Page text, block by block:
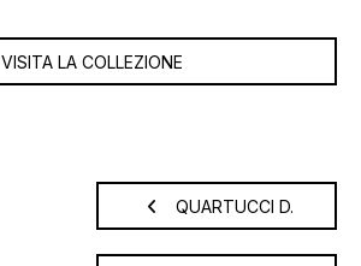
VISITA LA COLLEZIONE
QUARTUCCI D.